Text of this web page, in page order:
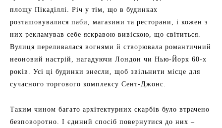
площу Пікаділлі. Річ у тім, що в будинках
розташовувалися паби, магазини та ресторани, і кожен з
них рекламував себе яскравою вивіскою, що світиться.
Вулиця переливалася вогнями й створювала романтичний
неоновий настрій, нагадуючи Лондон чи Нью-Йорк 60-х
років. Усі ці будинки знесли, щоб звільнити місце для
сучасного торгового комплексу Сент-Джонс.
Таким чином багато архітектурних скарбів було втрачено
безповоротно. І єдиний спосіб повернутися до них –